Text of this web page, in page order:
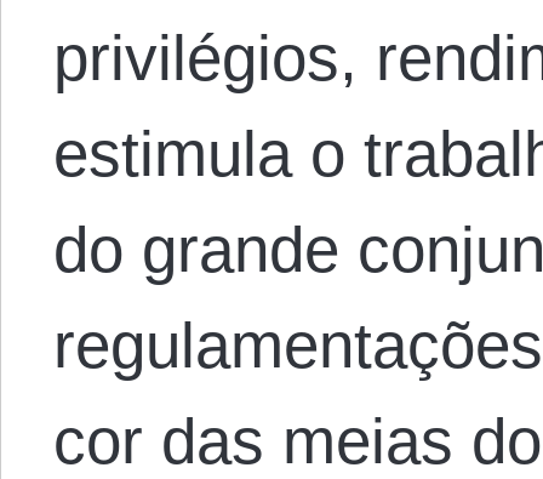
privilégios,
estimula o
do grande
cor das meias